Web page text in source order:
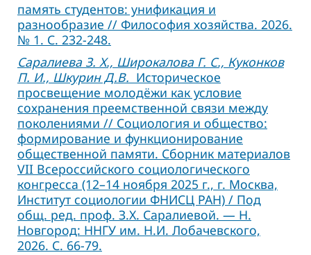
память студентов: унификация и
разнообразие // Философия хозяйства. 2026.
№ 1. С. 232-248.
Саралиева З. Х., Широкалова Г. С., Куконков
П. И., Шкурин Д.В. Историческое
просвещение молодёжи как условие
сохранения преемственной связи между
поколениями // Социология и общество:
формирование и функционирование
общественной памяти. Сборник материалов
VII Всероссийского социологического
конгресса (12–14 ноября 2025 г., г. Москва,
Институт социологии ФНИСЦ РАН) / Под
общ. ред. проф. З.Х. Саралиевой. — Н.
Новгород: ННГУ им. Н.И. Лобачевского,
2026. С. 66-79.